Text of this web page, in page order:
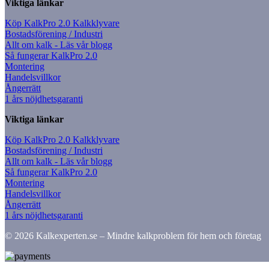
Viktiga länkar
Köp KalkPro 2.0 Kalkklyvare
Bostadsförening / Industri
Allt om kalk - Läs vår blogg
Så fungerar KalkPro 2.0
Montering
Handelsvillkor
Ångerrätt
1 års nöjdhetsgaranti
Viktiga länkar
Köp KalkPro 2.0 Kalkklyvare
Bostadsförening / Industri
Allt om kalk - Läs vår blogg
Så fungerar KalkPro 2.0
Montering
Handelsvillkor
Ångerrätt
1 års nöjdhetsgaranti
© 2026 Kalkexperten.se – Mindre kalkproblem för hem och företag